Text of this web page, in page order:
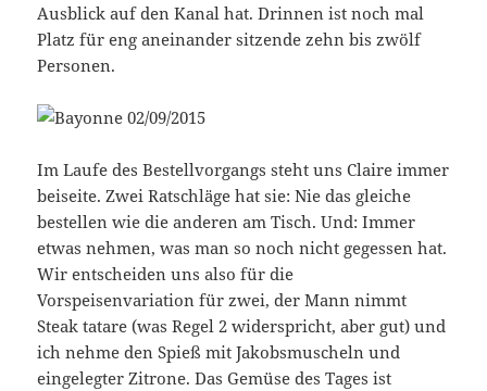
Ausblick auf den Kanal hat. Drinnen ist noch mal
Platz für eng aneinander sitzende zehn bis zwölf
Personen.
Im Laufe des Bestellvorgangs steht uns Claire immer
beiseite. Zwei Ratschläge hat sie: Nie das gleiche
bestellen wie die anderen am Tisch. Und: Immer
etwas nehmen, was man so noch nicht gegessen hat.
Wir entscheiden uns also für die
Vorspeisenvariation für zwei, der Mann nimmt
Steak tatare (was Regel 2 widerspricht, aber gut) und
ich nehme den Spieß mit Jakobsmuscheln und
eingelegter Zitrone. Das Gemüse des Tages ist